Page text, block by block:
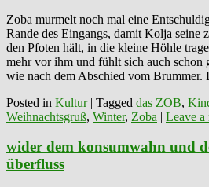
Zoba murmelt noch mal eine
Rande des Eingangs, damit Kolja seine
den Pfoten hält, in die kleine Höhle
mehr vor ihm und fühlt sich auch schon
wie nach dem Abschied vom Brummer.
Posted in Kultur | Tagged das ZOB,
Weihnachtsgruß, Winter, Zoba | Leave a
wider dem konsumwahn und
überfluss